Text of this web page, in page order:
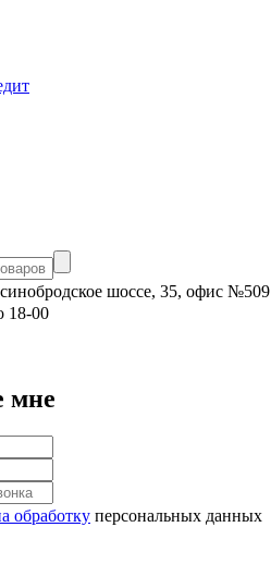
шоссе, 35, офис №509
18-00
мне
обработку персональных данных